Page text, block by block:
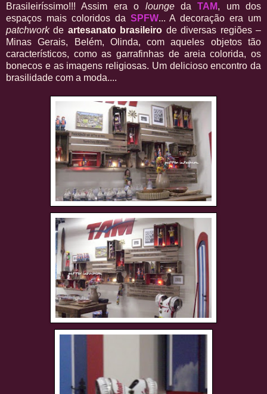
Brasileiríssimo!!! Assim era o loungedaTAM, um dos
espaços mais coloridos da SPFW... A decoração era um
patchworkde artesanato brasileiro de diversas regiões –
Minas Gerais, Belém, Olinda, com aqueles objetos tão
característicos, como as garrafinhas de areia colorida, os
bonecos e as imagens religiosas. Um delicioso encontro da
brasilidade com a moda....